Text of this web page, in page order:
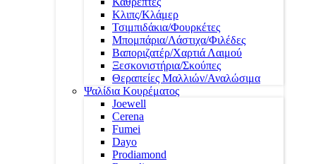
Κλιπς/Κλάμερ
Τσιμπιδάκια/Φουρκέτες
Μπομπάρια/Λάστιχα/Φιλέδες
Βαποριζατέρ/Χαρτιά Λαιμού
Ξεσκονιστήρια/Σκούπες
Θεραπείες Μαλλιών/Αναλώσιμα
Ψαλίδια Κουρέματος
Joewell
Cerena
Fumei
Dayo
Prodiamond